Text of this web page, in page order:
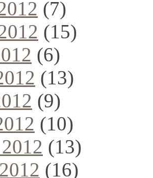
(7)
(15)
(6)
(13)
(9)
(10)
(13)
(16)